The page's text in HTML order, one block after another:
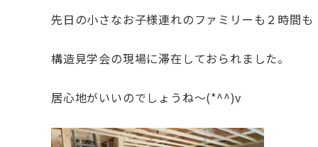
先日の小さなお子様連れのファミリーも２時間も
構造見学会の現場に滞在しておられました。
居心地がいいのでしょうね～(*^^)v